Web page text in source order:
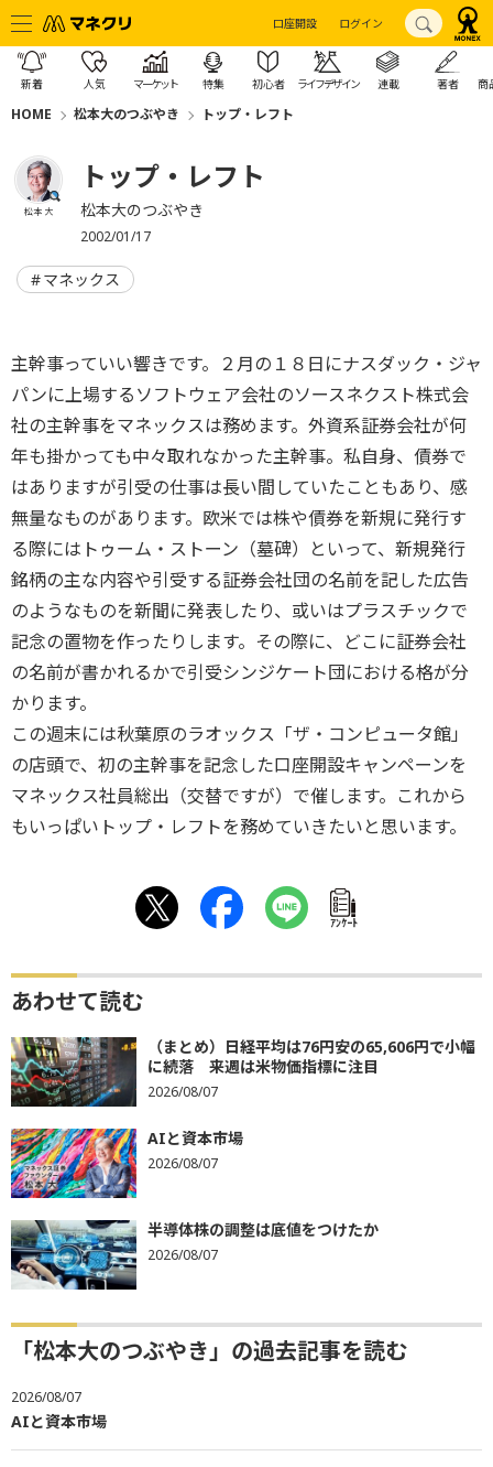
口座開設 ログイン
新着 人気 マーケット 特集 初心者 ライフデザイン 連載 著者 商
HOME 松本大のつぶやき トップ・レフト
松本 大
トップ・レフト
松本大のつぶやき
2002/01/17
マネックス
主幹事っていい響きです。２月の１８日にナスダック・ジャ
パンに上場するソフトウェア会社のソースネクスト株式会
社の主幹事をマネックスは務めます。外資系証券会社が何
年も掛かっても中々取れなかった主幹事。私自身、債券で
はありますが引受の仕事は長い間していたこともあり、感
無量なものがあります。欧米では株や債券を新規に発行す
る際にはトゥーム・ストーン（墓碑）といって、新規発行
銘柄の主な内容や引受する証券会社団の名前を記した広告
のようなものを新聞に発表したり、或いはプラスチックで
記念の置物を作ったりします。その際に、どこに証券会社
の名前が書かれるかで引受シンジケート団における格が分
かります。
この週末には秋葉原のラオックス「ザ・コンピュータ館」
の店頭で、初の主幹事を記念した口座開設キャンペーンを
マネックス社員総出（交替ですが）で催します。これから
もいっぱいトップ・レフトを務めていきたいと思います。
ｱﾝｹｰﾄ
あわせて読む
（まとめ）日経平均は76円安の65,606円で小幅
に続落 来週は米物価指標に注目
2026/08/07
AIと資本市場
2026/08/07
半導体株の調整は底値をつけたか
2026/08/07
「松本大のつぶやき」の過去記事を読む
2026/08/07
AIと資本市場